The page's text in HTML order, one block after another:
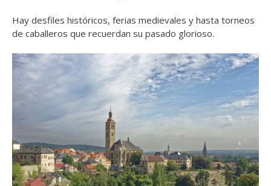
Hay desfiles históricos, ferias medievales y hasta torneos
de caballeros que recuerdan su pasado glorioso.